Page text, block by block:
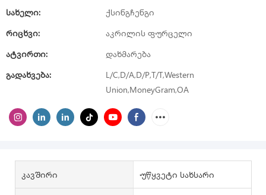
Სახელი:
ქსინგჩენგი
Რიცხვი:
აკრილის ფურცელი
Ატვირთი:
დახმარება
Გადახვება:
L/C,D/A,D/P,T/T,Western
Union,MoneyGram,OA
Კავშირი უწყვეტი სახსარი